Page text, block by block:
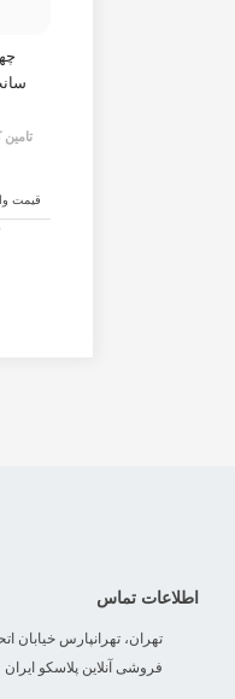
تامین
قیمت
اطلاعات تماس
فروشی آنلاین پلاسکو ایران